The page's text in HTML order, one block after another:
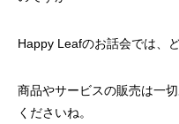
Happy Leafのお話会では、
商品やサービスの販売は一
くださいね。